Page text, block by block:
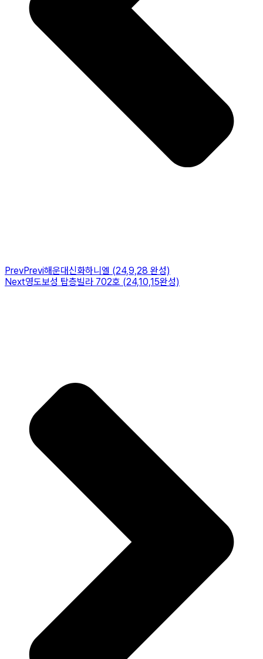
PrevPrevi해운대신화하니엘 (24,9,28 완성)
Next영도보성 탑층빌라 702호 (24,10,15완성)